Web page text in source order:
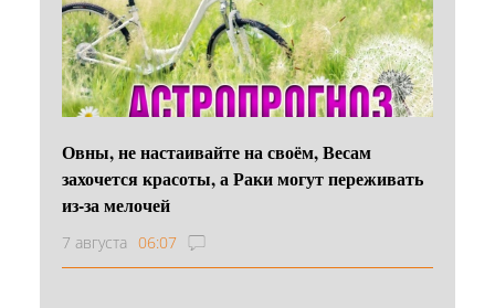
Овны, не настаивайте на своём, Весам
захочется красоты, а Раки могут переживать
из-за мелочей
7 августа 06:07